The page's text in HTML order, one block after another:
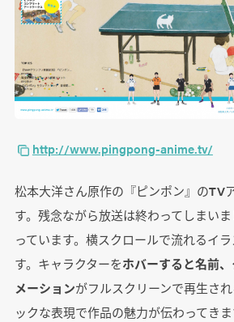
http://www.pingpong-anime.tv/
松本大洋さん原作の『ピンポン』のTV
す。残念ながら放送は終わってしまい
っています。横スクロールで流れるイ
す。キャラクターをホバーすると名前
メーションがフルスクリーンで再生さ
ックな表現で作品の魅力が伝わってきま